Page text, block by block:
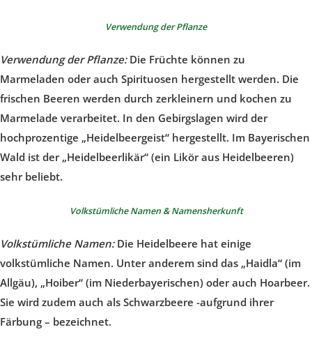
Verwendung der Pflanze
Verwendung der Pflanze:Die Früchte können zu
Marmeladen oder auch Spirituosen hergestellt werden. Die
frischen Beeren werden durch zerkleinern und kochen zu
Marmelade verarbeitet. In den Gebirgslagen wird der
hochprozentige „Heidelbeergeist“ hergestellt. Im Bayerischen
Wald ist der „Heidelbeerlikär“ (ein Likör aus Heidelbeeren)
sehr beliebt.
Volkstümliche Namen & Namensherkunft
Volkstümliche Namen: Die Heidelbeere hat einige
volkstümliche Namen. Unter anderem sind das „Haidla“ (im
Allgäu), „Hoiber“ (im Niederbayerischen) oder auch Hoarbeer.
Sie wird zudem auch als Schwarzbeere -aufgrund ihrer
Färbung – bezeichnet.